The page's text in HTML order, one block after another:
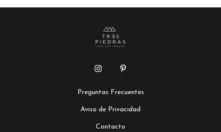
Preguntas Frecuentes
Aviso de Privacidad
Contacto